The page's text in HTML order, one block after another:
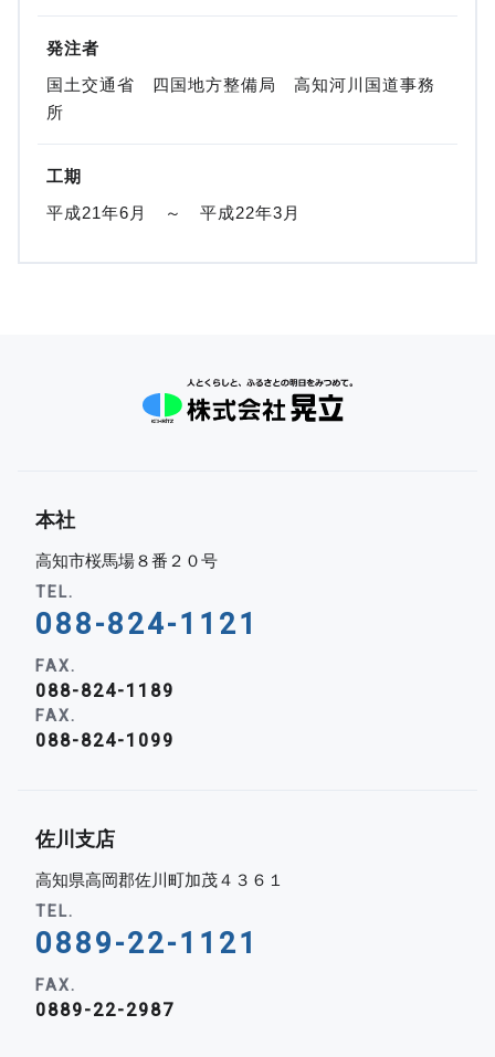
発注者
国土交通省 四国地方整備局 高知河川国道事務
所
工期
平成21年6月 ～ 平成22年3月
本社
高知市桜馬場８番２０号
TEL.
088-824-1121
FAX.
088-824-1189
FAX.
088-824-1099
佐川支店
高知県高岡郡佐川町加茂４３６１
TEL.
0889-22-1121
FAX.
0889-22-2987